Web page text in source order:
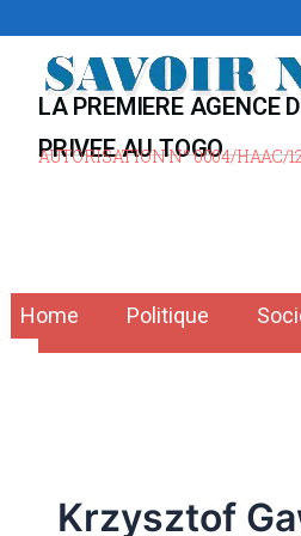
contenu
LA PREMIERE AGENCE
PRIVEE AU TOGO
AUTORISATION N° 0004/HAAC/
Home Politique
Krzysztof